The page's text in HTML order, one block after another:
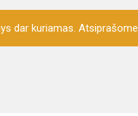
dar kuriamas.